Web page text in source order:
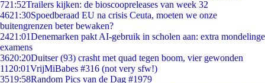
721:52Trailers kijken: de bioscoopreleases van week 32
4621:30Spoedberaad EU na crisis Ceuta, moeten we onze
buitengrenzen beter bewaken?
2421:01Denemarken pakt AI-gebruik in scholen aan: extra mondelinge
examens
3620:20Duitser (93) crasht met quad tegen boom, vier gewonden
11 20:01VrijMiBabes #316 (not very sfw!)
3519:58Random Pics van de Dag #1979